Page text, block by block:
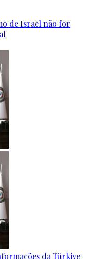
de Israel não for
da Türkiye